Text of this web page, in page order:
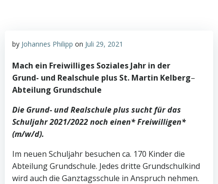
by Johannes Philipp on Juli 29, 2021
Mach ein Freiwilliges Soziales Jahr in der
Grund- und Realschule plus St. Martin Kelberg–
Abteilung Grundschule
Die Grund- und Realschule plus sucht für das
Schuljahr 2021/2022 noch einen* Freiwilligen*
(m/w/d).
Im neuen Schuljahr besuchen ca. 170 Kinder die
Abteilung Grundschule. Jedes dritte Grundschulkind
wird auch die Ganztagsschule in Anspruch nehmen.